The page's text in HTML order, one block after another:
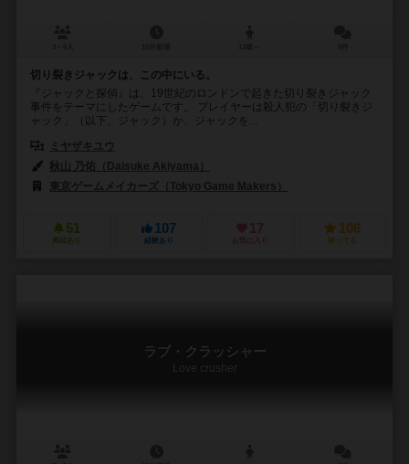
切り裂きジャックは、この中にいる。
『ジャックと探偵』は、19世紀のロンドンで起きた切り裂きジャック
事件をテーマにしたゲームです。 プレイヤーは殺人犯の「切り裂きジ
ャック」（以下、ジャック）か、ジャックを...
ミヤザキユウ
秋山 乃佑（Daisuke Akiyama）
東京ゲームメイカーズ（Tokyo Game Makers）
51
興味あり
107
経験あり
17
お気に入り
106
持ってる
ラブ・クラッシャー
Love crusher